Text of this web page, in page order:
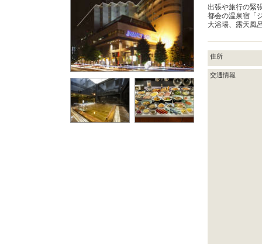
出張や旅行の緊
都会の温泉宿「
大浴場、露天風
住所
交通情報